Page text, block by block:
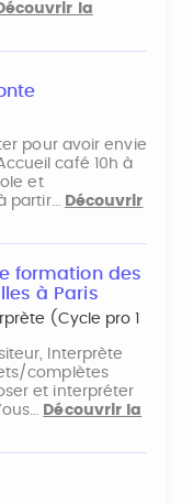
la
pour avoir envie
café 10h à
et
partir…
Découvrir
formation des
à Paris
(Cycle pro 1
Interprète
complètes
et interpréter
Découvrir la